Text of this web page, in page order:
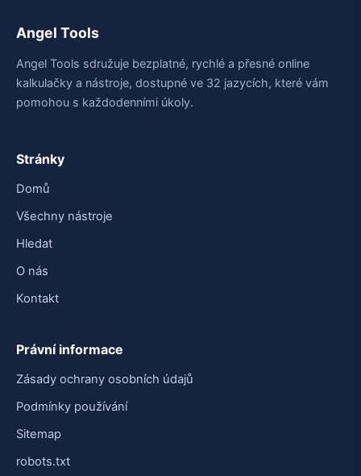
Angel Tools
Angel Tools sdružuje bezplatné, rychlé a přesné online
kalkulačky a nástroje, dostupné ve 32 jazycích, které vám
pomohou s každodenními úkoly.
Stránky
Domů
Všechny nástroje
Hledat
O nás
Kontakt
Právní informace
Zásady ochrany osobních údajů
Podmínky používání
Sitemap
robots.txt